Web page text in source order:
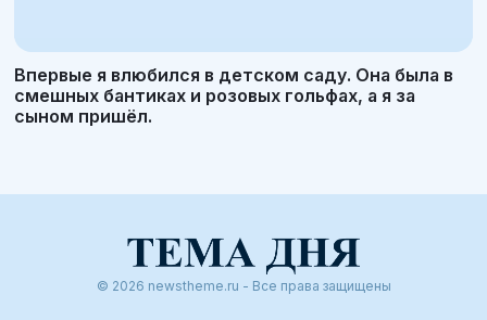
Впервые я влюбился в детском саду. Она была в
смешных бантиках и розовых гольфах, а я за
сыном пришёл.
© 2026 newstheme.ru - Все права защищены